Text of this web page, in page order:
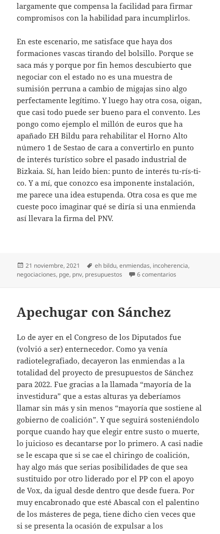
largamente que compensa la facilidad para firmar
compromisos con la habilidad para incumplirlos.
En este escenario, me satisface que haya dos
formaciones vascas tirando del bolsillo. Porque se
saca más y porque por fin hemos descubierto que
negociar con el estado no es una muestra de
sumisión perruna a cambio de migajas sino algo
perfectamente legítimo. Y luego hay otra cosa, oigan,
que casi todo puede ser bueno para el convento. Les
pongo como ejemplo el millón de euros que ha
apañado EH Bildu para rehabilitar el Horno Alto
número 1 de Sestao de cara a convertirlo en punto
de interés turístico sobre el pasado industrial de
Bizkaia. Sí, han leído bien: punto de interés tu-rís-ti-
co. Y a mí, que conozco esa imponente instalación,
me parece una idea estupenda. Otra cosa es que me
cueste poco imaginar qué se diría si una enmienda
así llevara la firma del PNV.
Publicado
el
21 noviembre, 2021 Etiquetas
eh bildu,enmiendas, incoherencia,
negociaciones, pge, pnv, presupuestos 6 comentarios
Apechugar con Sánchez
Lo de ayer en el Congreso de los Diputados fue
(volvió a ser) enternecedor. Como ya venía
radiotelegrafiado, decayeron las enmiendas a la
totalidad del proyecto de presupuestos de Sánchez
para 2022. Fue gracias a la llamada “mayoría de la
investidura” que a estas alturas ya deberíamos
llamar sin más y sin menos “mayoría que sostiene al
gobierno de coalición”. Y que seguirá sosteniéndolo
porque cuando hay que elegir entre susto o muerte,
lo juicioso es decantarse por lo primero. A casi nadie
se le escapa que si se cae el chiringo de coalición,
hay algo más que serias posibilidades de que sea
sustituido por otro liderado por el PP con el apoyo
de Vox, da igual desde dentro que desde fuera. Por
muy encabronado que esté Abascal con el palentino
de los másteres de pega, tiene dicho cien veces que
si se presenta la ocasión de expulsar a los